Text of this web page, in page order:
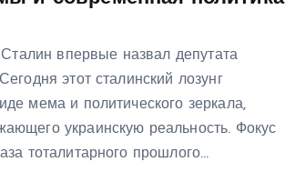
Сталин впервые назвал депутата
этот сталинский лозунг
мема и политического зеркала,
украинскую реальность. Фокус
тоталитарного прошлого…